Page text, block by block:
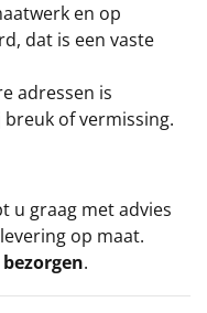
en op
dat is een vaste
adressen is
of vermissing.
u graag met advies
op maat.
.